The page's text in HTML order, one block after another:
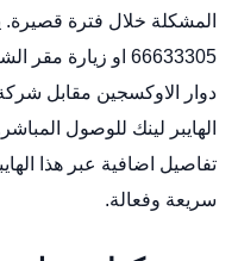
المشكلة خلال فترة
دوار الاوكسجين مقابل شركة
الهايبر لينك للوصول
تفاصيل اضافية عبر هذا
سريعة وفعالة.